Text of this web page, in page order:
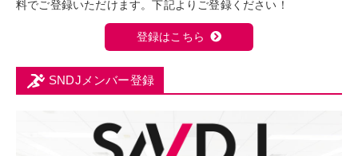
料でご登録いただけます。下記よりご登録ください！
登録はこちら
SNDJメンバー登録